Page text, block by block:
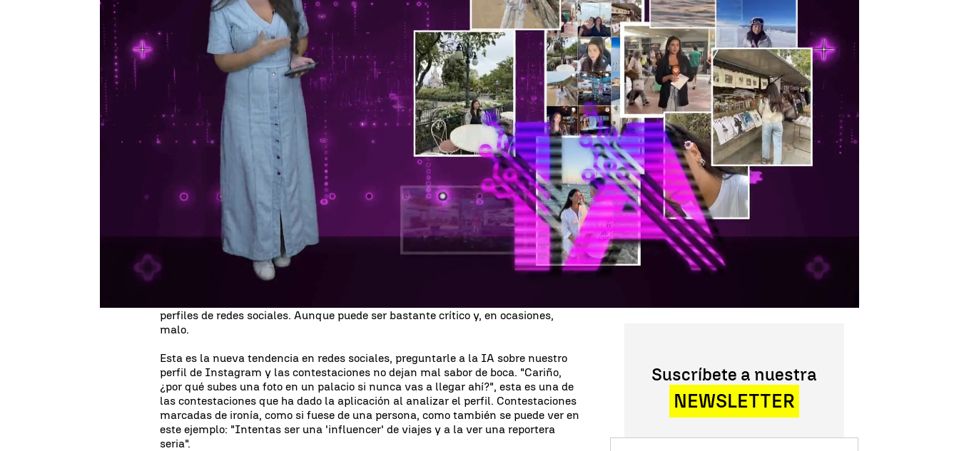
Adrián Valero
Publicado: 03 de octubre de 2024, 08:04 WhatsappFacebook
X Linkedin
críticas en ocasiones no es fácil,
tampoco para familiares y amigos
darlas cuando pedimos consejo. Pero esto ahora ha cambiado, laInteligencia
Artificial (IA)
ha venido para solucionarnos la vida. También en esto. Ahora
podremos pedirle a Chat GPT, la Inteligencia Artificial de OpenAI, que nos de
consejos o que haría él en una situación.
Entre esas ayudas también esta la opción de las redes sociales. Siempre
solemos pedir consejos sobre qué foto subir,
en cual salimos más favorecidos,...
perfiles de redes sociales. Aunque puede ser bastante crítico y, en ocasiones,
malo.
Esta es la nueva tendencia en redes sociales, preguntarle a la IA sobre nuestro
perfil de Instagram y las contestaciones no dejan mal sabor de boca. "Cariño,
¿por qué subes una foto en un palacio si nunca vas a llegar ahí?", esta es una de
las contestaciones que ha dado la aplicación al analizar el perfil. Contestaciones
marcadas de ironía, como si fuese de una persona, como también se puede ver en
este ejemplo: "Intentas ser una 'influencer' de viajes y a la ver una reportera
seria".
Suscríbete a nuestra
NEWSLETTER